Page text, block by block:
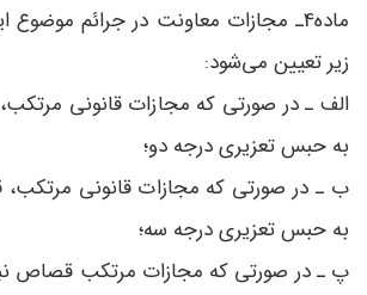
ماده4ـ مجازات معاونت در جرائم
زیر تعیین می‌شود:
الف ـ در صورتی که مجازات قانونی
به حبس تعزیری درجه دو؛
ب ـ در صورتی که مجازات قانونی
به حبس تعزیری درجه سه؛
پ ـ در صورتی که مجازات مرتکب قصاص